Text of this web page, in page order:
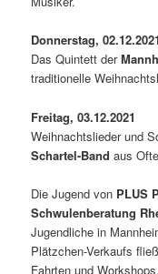
Donnerstag, 02.12.2021
Das Quintett der
traditionelle
Freitag, 03.12.2021
Weihnachtslieder und
Schartel-Band aus
Die Jugend von PLUS
Schwulenberatung
Jugendliche in
Plätzchen-Verkaufs
Fahrten und Workshops.